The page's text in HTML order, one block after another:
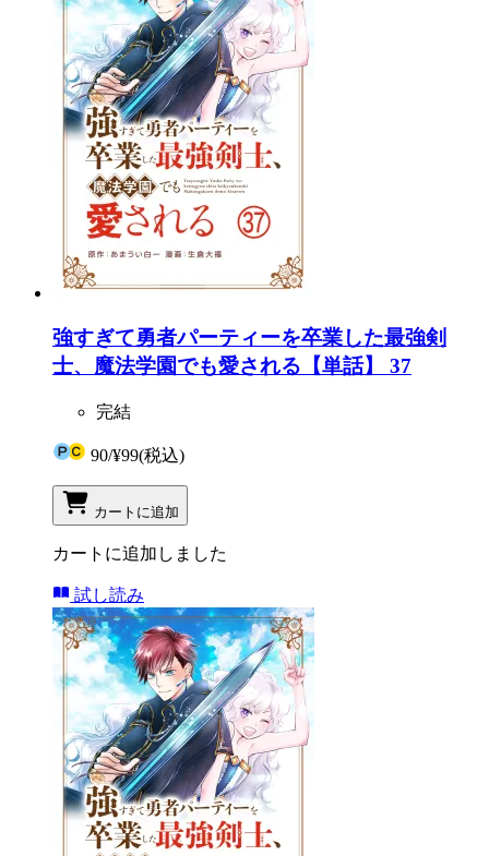
強すぎて勇者パーティーを卒業した最強剣
士、魔法学園でも愛される【単話】 37
完結
90/¥99(税込)
カートに追加
カートに追加しました
試し読み